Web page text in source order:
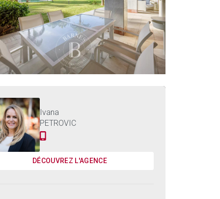
MARBELLA - 487 M²
Ivana
PETROVIC
DÉCOUVREZ L'AGENCE